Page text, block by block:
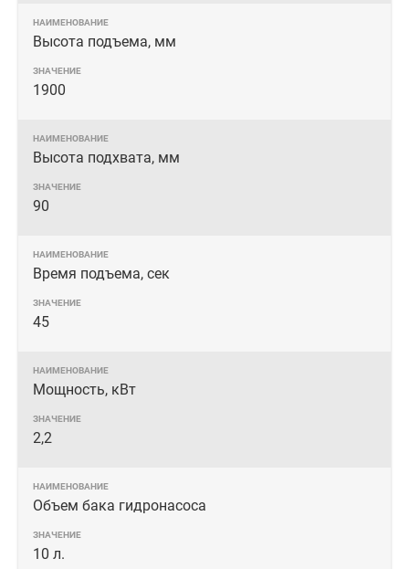
Высота подъема, мм
1900
Высота подхвата, мм
90
Время подъема, сек
45
Мощность, кВт
2,2
Объем бака гидронасоса
10 л.